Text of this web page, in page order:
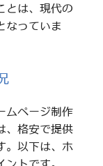
とは、現代の
なっていま
ムページ制作
、格安で提供
。以下は、ホ
トです。